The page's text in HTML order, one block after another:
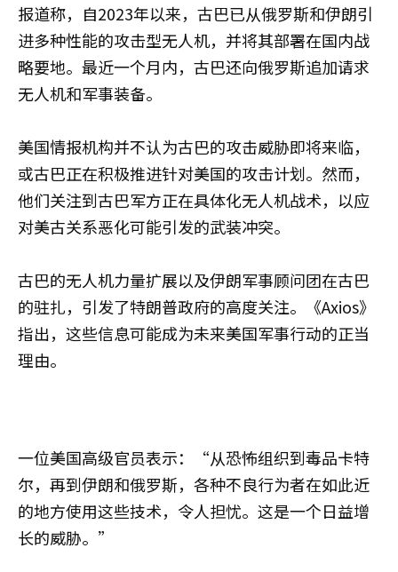
报道称，自2023年以来，古巴已从俄罗斯和伊朗引
进多种性能的攻击型无人机，并将其部署在国内战
略要地。最近一个月内，古巴还向俄罗斯追加请求
无人机和军事装备。
美国情报机构并不认为古巴的攻击威胁即将来临，
或古巴正在积极推进针对美国的攻击计划。然而，
他们关注到古巴军方正在具体化无人机战术，以应
对美古关系恶化可能引发的武装冲突。
古巴的无人机力量扩展以及伊朗军事顾问团在古巴
的驻扎，引发了特朗普政府的高度关注。《Axios》
指出，这些信息可能成为未来美国军事行动的正当
理由。
一位美国高级官员表示：“从恐怖组织到毒品卡特
尔，再到伊朗和俄罗斯，各种不良行为者在如此近
的地方使用这些技术，令人担忧。这是一个日益增
长的威胁。”